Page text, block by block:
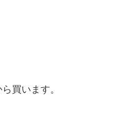
買います。